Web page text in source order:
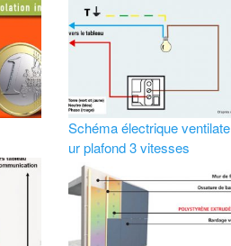
Schéma électrique ventilate
ur plafond 3 vitesses